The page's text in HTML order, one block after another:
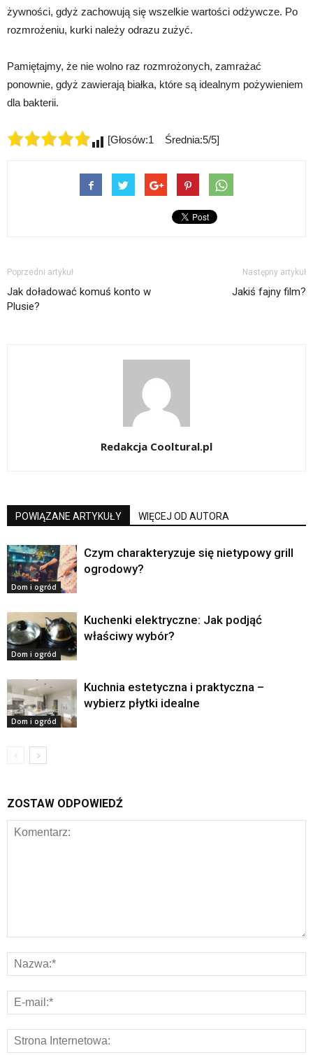
żywności, gdyż zachowują się wszelkie wartości odżywcze. Po
rozmrożeniu, kurki należy odrazu zużyć.
Pamiętajmy, że nie wolno raz rozmrożonych, zamrażać
ponownie, gdyż zawierają białka, które są idealnym pożywieniem
dla bakterii.
[Głosów:1 Średnia:5/5]
Poprzedni artykuł
Jak doładować komuś konto w
Plusie?
Następny artykuł
Jakiś fajny film?
Redakcja Cooltural.pl
POWIĄZANE ARTYKUŁY WIĘCEJ OD AUTORA
Dom i ogród
Czym charakteryzuje się nietypowy grill
ogrodowy?
Dom i ogród
Kuchenki elektryczne: Jak podjąć
właściwy wybór?
Dom i ogród
Kuchnia estetyczna i praktyczna –
wybierz płytki idealne
ZOSTAW ODPOWIEDŹ